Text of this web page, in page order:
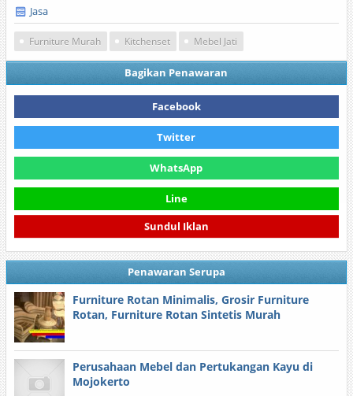
Jasa
Furniture Murah Kitchenset Mebel Jati
Bagikan Penawaran
Facebook
Twitter
WhatsApp
Line
Sundul Iklan
Penawaran Serupa
Furniture Rotan Minimalis, Grosir Furniture
Rotan, Furniture Rotan Sintetis Murah
Perusahaan Mebel dan Pertukangan Kayu di
Mojokerto